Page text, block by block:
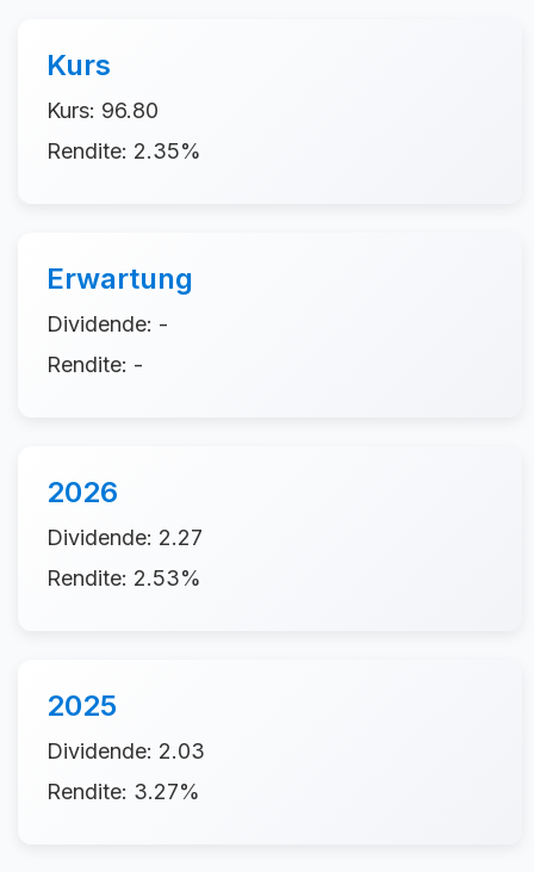
Kurs
Kurs: 96.80
Rendite: 2.35%
Erwartung
Dividende: -
Rendite: -
2026
Dividende: 2.27
Rendite: 2.53%
2025
Dividende: 2.03
Rendite: 3.27%